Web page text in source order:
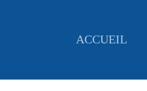
ACCUEIL